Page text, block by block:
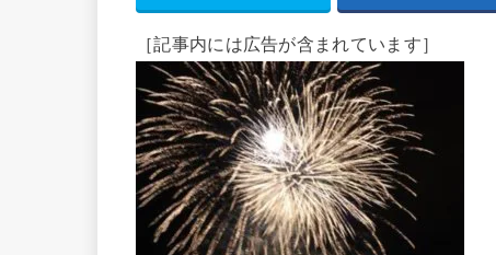
［記事内には広告が含まれています］